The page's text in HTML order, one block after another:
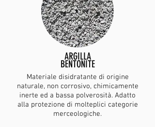
ARGILLA
BENTONITE
Materiale disidratante di origine
naturale, non corrosivo, chimicamente
inerte ed a bassa polverosità. Adatto
alla protezione di molteplici categorie
merceologiche.